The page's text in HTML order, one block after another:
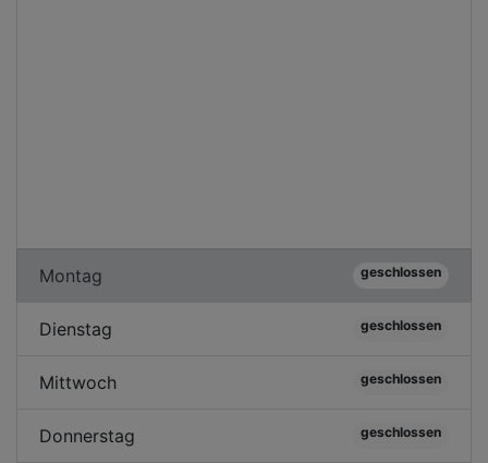
Montag geschlossen
Dienstag geschlossen
Mittwoch geschlossen
Donnerstag geschlossen